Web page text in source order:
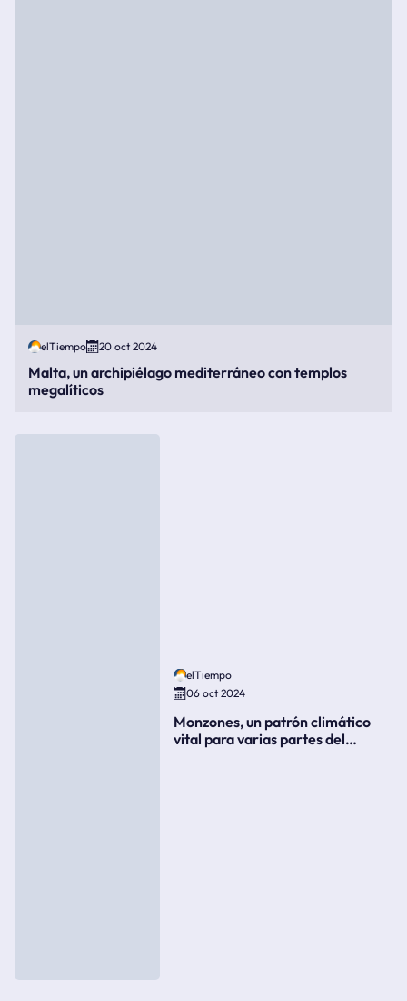
elTiempo 20 oct 2024
Malta, un archipiélago mediterráneo con templos
megalíticos
elTiempo
06 oct 2024
Monzones, un patrón climático
vital para varias partes del